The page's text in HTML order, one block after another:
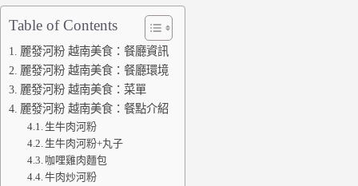
Table of Contents
麗發河粉 越南美食：餐廳資訊
麗發河粉 越南美食：餐廳環境
麗發河粉 越南美食：菜單
麗發河粉 越南美食：餐點介紹
生牛肉河粉
生牛肉河粉+丸子
咖哩雞肉麵包
牛肉炒河粉